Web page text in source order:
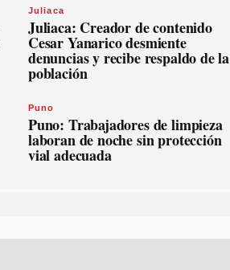
Juliaca
Juliaca: Creador de contenido
Cesar Yanarico desmiente
denuncias y recibe respaldo de la
población
Puno
Puno: Trabajadores de limpieza
laboran de noche sin protección
vial adecuada